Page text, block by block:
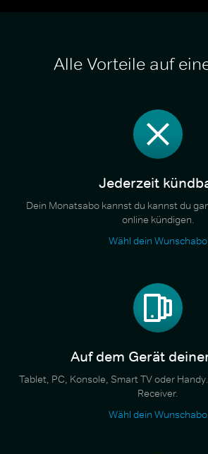
Alle Vorteile auf
Jederzeit
Dein Monatsabo kannst du kannst du
online kündigen.
Wähl dein Wunschabo
Auf dem Gerät
Tablet, PC, Konsole, Smart TV oder
Receiver.
Wähl dein Wunschabo